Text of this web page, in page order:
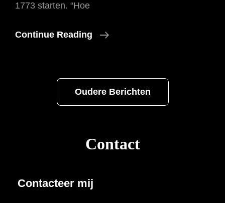
1773 starten. “Hoe
Continue Reading
Internationale
Daagse
Geel
Berichtennavigatie
Oudere Berichten
Contact
Contacteer mij